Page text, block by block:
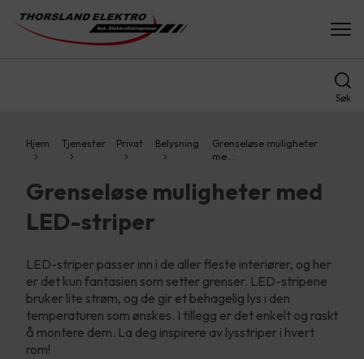
Søk
Hjem Tjenester Privat Belysning
Grenseløse muligheter
me…
Grenseløse muligheter med
LED-striper
LED-striper passer inn i de aller fleste interiører, og her
er det kun fantasien som setter grenser.​ LED-stripene
bruker lite strøm, og de gir et behagelig lys i den
temperaturen som ønskes. I tillegg er det enkelt og raskt
å montere dem.​ La deg inspirere av lysstriper i hvert
rom!